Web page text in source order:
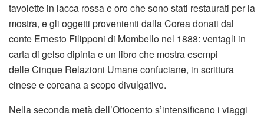
tavolette in lacca rossa e oro che sono stati restaurati per la
mostra, e gli oggetti provenienti dalla Corea donati dal
conte Ernesto Filipponi di Mombello nel 1888: ventagli in
carta di gelso dipinta e un libro che mostra esempi
delle Cinque Relazioni Umane confuciane, in scrittura
cinese e coreana a scopo divulgativo.
Nella seconda metà dell’Ottocento s’intensificano i viaggi